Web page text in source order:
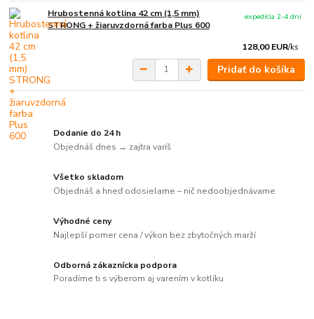
Hrubostenná kotlina 42 cm (1,5 mm)
STRONG + žiaruvzdorná farba Plus 600
128,00 EUR/ks
expedícia 2-4 dní
Pridať do košíka
Dodanie do 24 h
Objednáš dnes → zajtra varíš
Všetko skladom
Objednáš a hneď odosielame – nič nedoobjednávame
Výhodné ceny
Najlepší pomer cena / výkon bez zbytočných marží
Odborná zákaznícka podpora
Poradíme ti s výberom aj varením v kotlíku